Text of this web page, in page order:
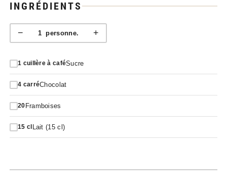
INGRÉDIENTS
− 1personne. +
1 cuillère à caféSucre
4 carréChocolat
20Framboises
15 cl Lait (15 cl)